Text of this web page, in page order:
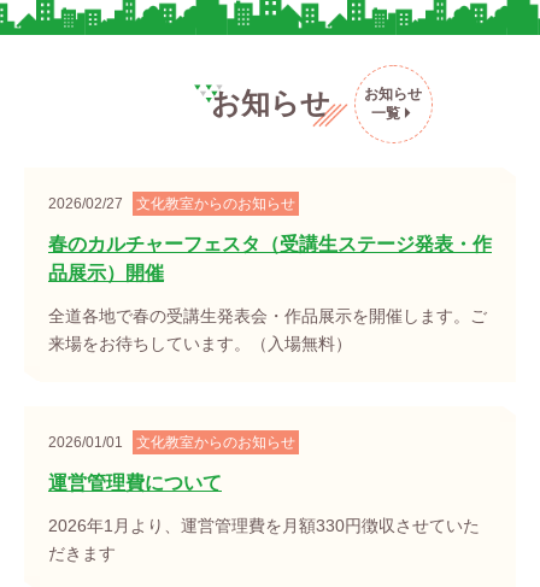
お知らせ
お知らせ
一覧
2026/02/27 文化教室からのお知らせ
春のカルチャーフェスタ（受講生ステージ発表・作
品展示）開催
全道各地で春の受講生発表会・作品展示を開催します。ご
来場をお待ちしています。（入場無料）
2026/01/01 文化教室からのお知らせ
運営管理費について
2026年1月より、運営管理費を月額330円徴収させていた
だきます